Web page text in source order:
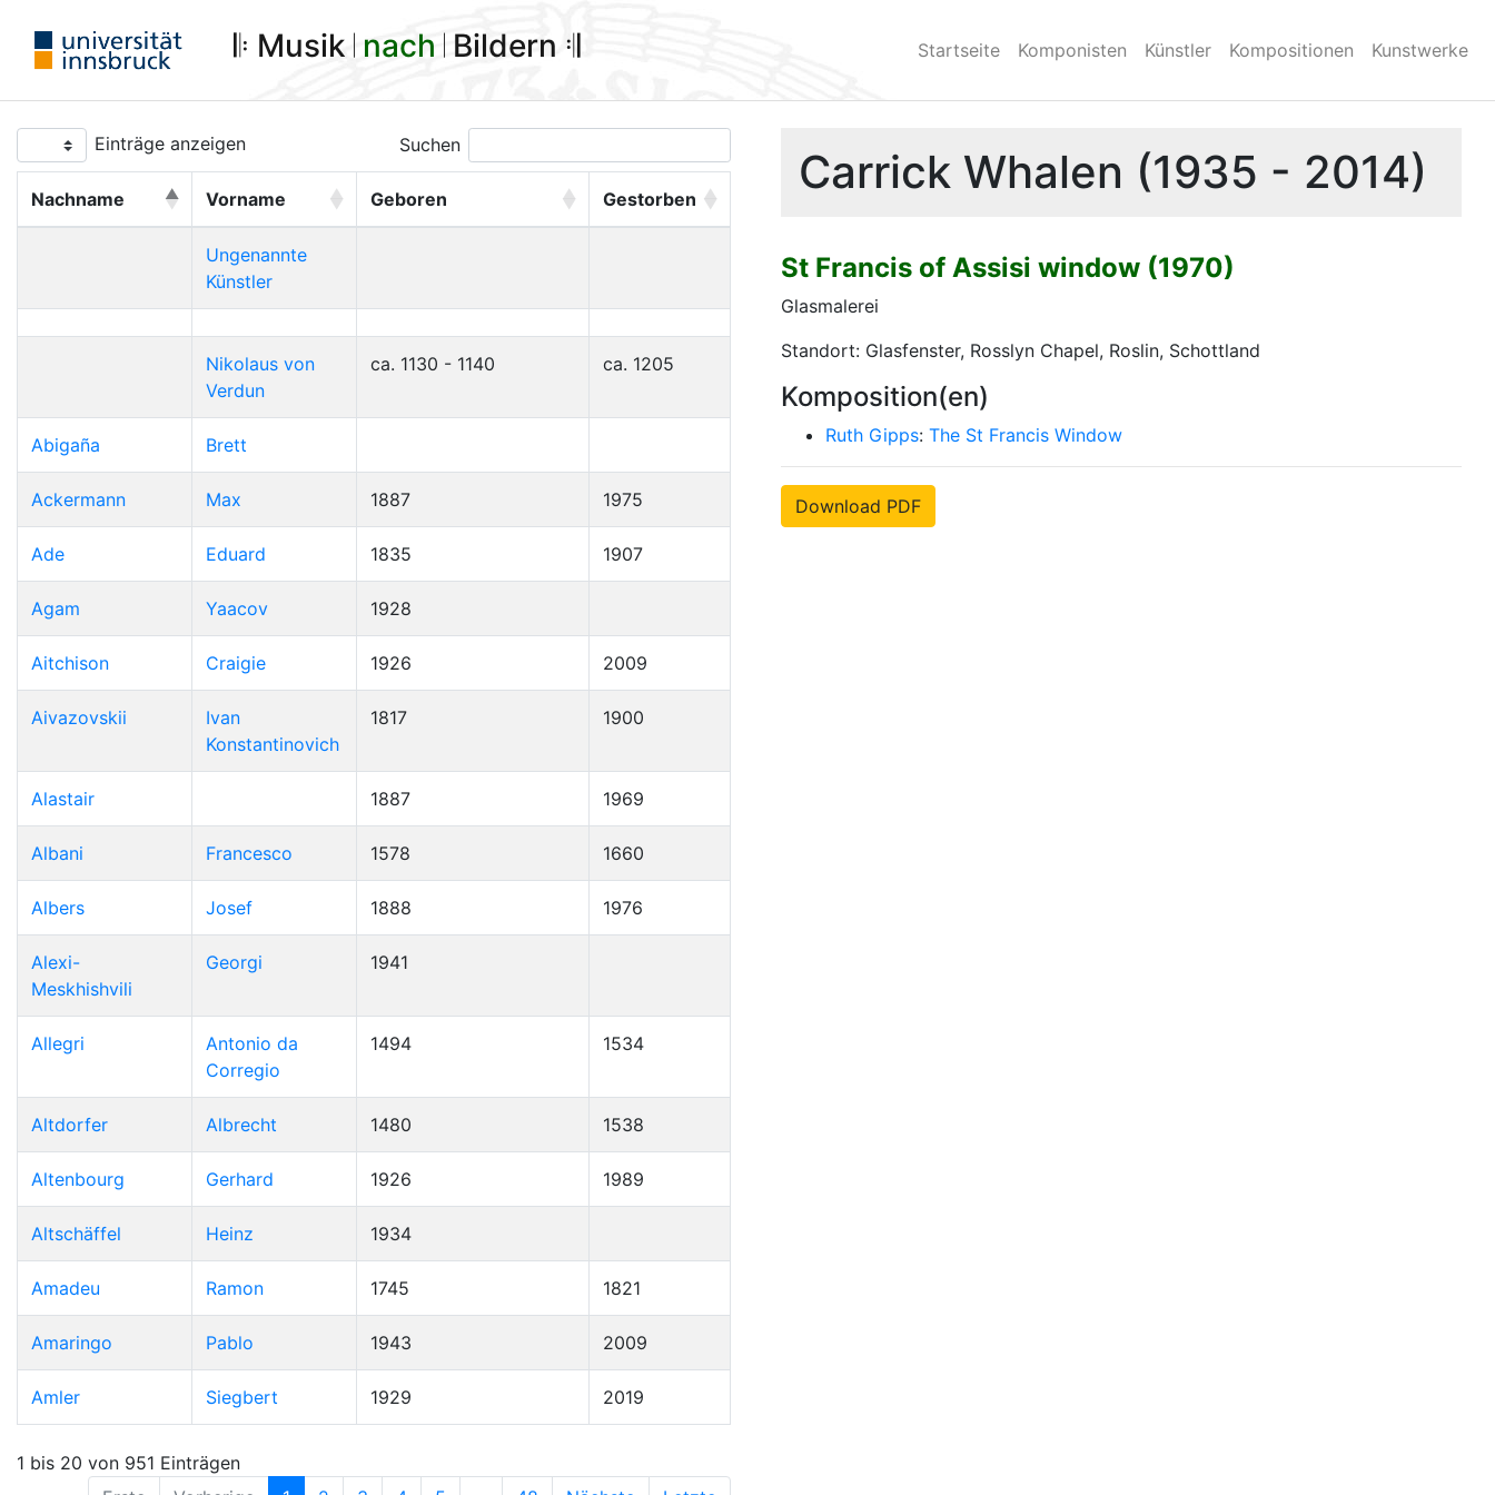
𝄆 Musik 𝄀 nach 𝄀 Bildern 𝄇 Startseite Komponisten Künstler Kompositionen Kunstwerke
Einträge anzeigen Suchen
Nachname Vorname Geboren Gestorben
Ungenannte
Künstler
Nikolaus von
Verdun
ca. 1130 - 1140 ca. 1205
Abigaña Brett
Ackermann Max 1887 1975
Ade Eduard 1835 1907
Agam Yaacov 1928
Aitchison Craigie 1926 2009
Aivazovskii
Ivan
Konstantinovich
1817 1900
Alastair 1887 1969
Albani Francesco 1578 1660
Albers Josef 1888 1976
Alexi-
Meskhishvili
Georgi 1941
Allegri
Antonio da
Corregio
1494 1534
Altdorfer Albrecht 1480 1538
Altenbourg Gerhard 1926 1989
Altschäffel Heinz 1934
Amadeu Ramon 1745 1821
Amaringo Pablo 1943 2009
Amler Siegbert 1929 2019
1 bis 20 von 951 Einträgen
Carrick Whalen (1935 - 2014)
St Francis of Assisi window (1970)
Glasmalerei
Standort: Glasfenster, Rosslyn Chapel, Roslin, Schottland
Komposition(en)
Ruth Gipps: The St Francis Window
Download PDF